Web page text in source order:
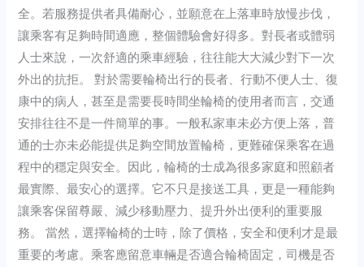
全。若服務提供者具備耐心，並願意在上落車時放慢步伐，
讓乘客有足夠時間適應，整個體驗會好得多。對長者或體弱
人士來說，一次舒適的乘車經驗，往往能大大減少對下一次
外出的抗拒。 對於需要輪椅出行的長者、行動不便人士、復
康中的病人，甚至是需要長時間坐輪椅的使用者而言，交通
安排往往不是一件簡單的事。一般私家車未必方便上落，普
通的士亦未必能提供足夠空間放置輪椅，更難確保乘客在過
程中的穩定與安全。因此，輪椅的士成為很多家庭和照顧者
最實際、最安心的選擇。它不只是接送工具，更是一種能夠
讓乘客保留尊嚴、減少移動壓力、提升外出便利的重要服
務。 當然，選擇輪椅的士時，除了價格，安全和便利才是最
重要的考慮。乘客應留意車輛是否適合輪椅固定，司機是否